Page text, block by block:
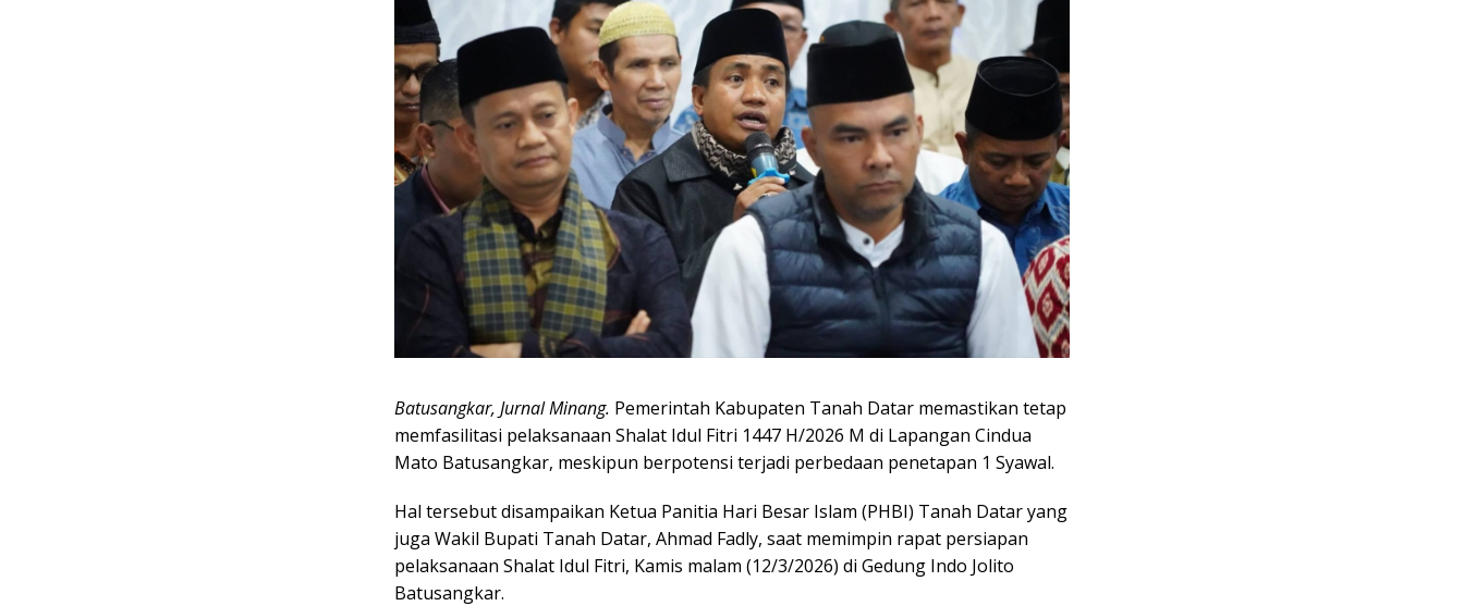
Batusangkar, Jurnal Minang. Pemerintah Kabupaten Tanah Datar memastikan tetap
memfasilitasi pelaksanaan Shalat Idul Fitri 1447 H/2026 M di Lapangan Cindua
Mato Batusangkar, meskipun berpotensi terjadi perbedaan penetapan 1 Syawal.
Hal tersebut disampaikan Ketua Panitia Hari Besar Islam (PHBI) Tanah Datar yang
juga Wakil Bupati Tanah Datar, Ahmad Fadly, saat memimpin rapat persiapan
pelaksanaan Shalat Idul Fitri, Kamis malam (12/3/2026) di Gedung Indo Jolito
Batusangkar.